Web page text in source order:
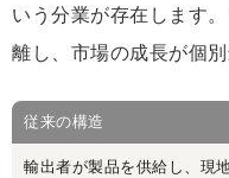
いう分業が存在します
離し、市場の成長が個
従来の構造
輸出者が製品を供給し、現